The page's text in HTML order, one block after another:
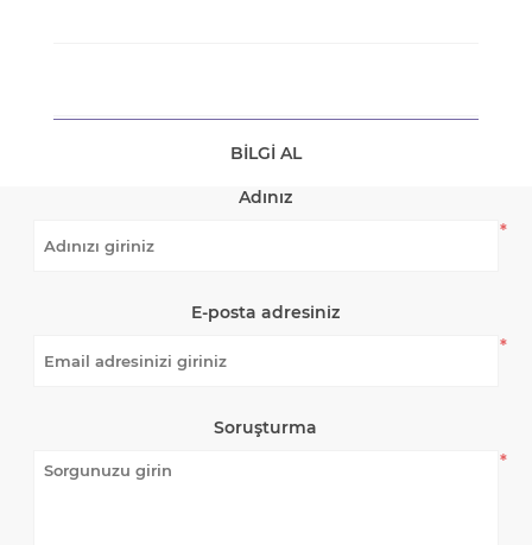
BILGI AL
Adınız
*
E-posta adresiniz
*
Soruşturma
*